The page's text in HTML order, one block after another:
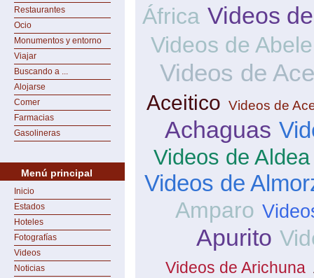
Restaurantes
Ocio
Monumentos y entorno
Viajar
Buscando a ...
Alojarse
Comer
Farmacias
Gasolineras
Menú principal
Inicio
Estados
Hoteles
Fotografías
Videos
Noticias
África Videos
Videos de
Videos de
Aceitico Videos de
Achaguas
Videos de
Videos de
Amparo
Apurito
Videos de Arichuna